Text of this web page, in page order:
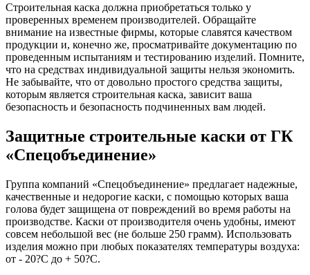
Строительная каска должна приобретаться только у
проверенных временем производителей. Обращайте
внимание на известные фирмы, которые славятся качеством
продукции и, конечно же, просматривайте документацию по
проведенным испытаниям и тестированию изделий. Помните,
что на средствах индивидуальной защиты нельзя экономить.
Не забывайте, что от довольно простого средства защиты,
которым является строительная каска, зависит ваша
безопасность и безопасность подчиненных вам людей.
Защитные строительные каски от ГК
«Спецобъединение»
Группа компаний «Спецобъединение» предлагает надежные,
качественные и недорогие каски, с помощью которых ваша
голова будет защищена от повреждений во время работы на
производстве. Каски от производителя очень удобны, имеют
совсем небольшой вес (не больше 250 грамм). Использовать
изделия можно при любых показателях температуры воздуха:
от - 20?С до + 50?С.